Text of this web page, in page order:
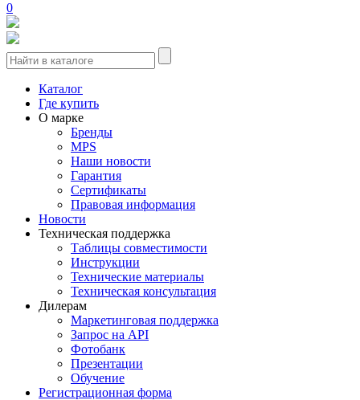
0
Каталог
Где купить
О марке
Бренды
MPS
Наши новости
Гарантия
Сертификаты
Правовая информация
Новости
Техническая поддержка
Таблицы совместимости
Инструкции
Технические материалы
Техническая консультация
Дилерам
Маркетинговая поддержка
Запрос на API
Фотобанк
Презентации
Обучение
Регистрационная форма